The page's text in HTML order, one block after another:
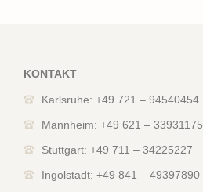
KONTAKT
Karlsruhe: +49 721 – 94540454
Mannheim: +49 621 – 33931175
Stuttgart: +49 711 – 34225227
Ingolstadt: +49 841 – 49397890